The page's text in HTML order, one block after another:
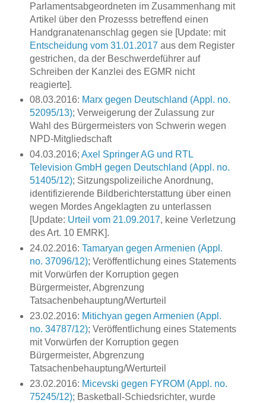
Parlamentsabgeordneten im Zusammenhang mit
Artikel über den Prozesss betreffend einen
Handgranatenanschlag gegen sie [Update: mit
Entscheidung vom 31.01.2017 aus dem Register
gestrichen, da der Beschwerdeführer auf
Schreiben der Kanzlei des EGMR nicht
reagierte].
08.03.2016: Marx gegen Deutschland (Appl. no.
52095/13); Verweigerung der Zulassung zur
Wahl des Bürgermeisters von Schwerin wegen
NPD-Mitgliedschaft
04.03.2016; Axel Springer AG und RTL
Television GmbH gegen Deutschland (Appl. no.
51405/12); Sitzungspolizeiliche Anordnung,
identifizierende Bildberichterstattung über einen
wegen Mordes Angeklagten zu unterlassen
[Update: Urteil vom 21.09.2017, keine Verletzung
des Art. 10 EMRK].
24.02.2016: Tamaryan gegen Armenien (Appl.
no. 37096/12); Veröffentlichung eines Statements
mit Vorwürfen der Korruption gegen
Bürgermeister, Abgrenzung
Tatsachenbehauptung/Werturteil
23.02.2016: Mitichyan gegen Armenien (Appl.
no. 34787/12); Veröffentlichung eines Statements
mit Vorwürfen der Korruption gegen
Bürgermeister, Abgrenzung
Tatsachenbehauptung/Werturteil
23.02.2016: Micevski gegen FYROM (Appl. no.
75245/12); Basketball-Schiedsrichter, wurde